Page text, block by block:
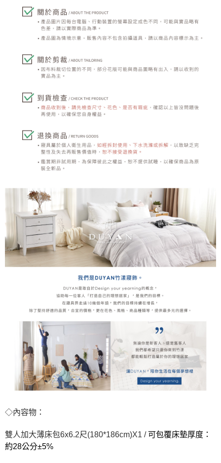
◇內容物：
雙人加大薄床包6x6.2尺(180*186cm)X1 /可包覆床墊厚度：
約28公分±5%